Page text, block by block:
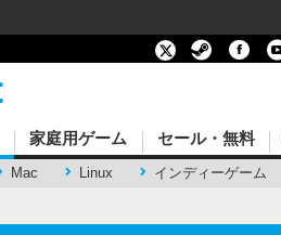
Mac Linux インディーゲーム
家庭用ゲーム セール・無料